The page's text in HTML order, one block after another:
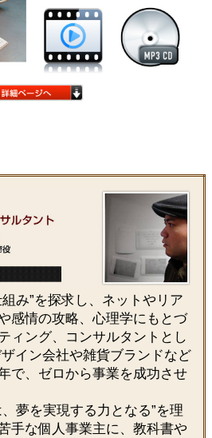
み”を探求し、ネットやリア
感情の攻略、心理学にもとづ
ィング、コンサルタントとし
イン会社や雑貨ブランドなど
で、ゼロから事業を成功させ
夢を実現する力となる”を理
手な個人事業主に、教科書や